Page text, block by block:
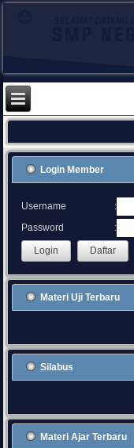
Login Member
Username
:
Password
:
Materi Uji Terbaru
Silabus
Materi Ajar Terbaru